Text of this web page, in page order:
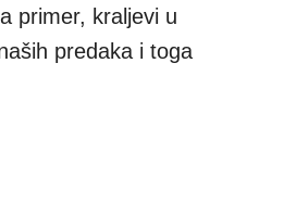
primer, kraljevi u
predaka i toga